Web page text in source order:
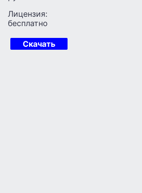
Лицензия:
бесплатно
Скачать